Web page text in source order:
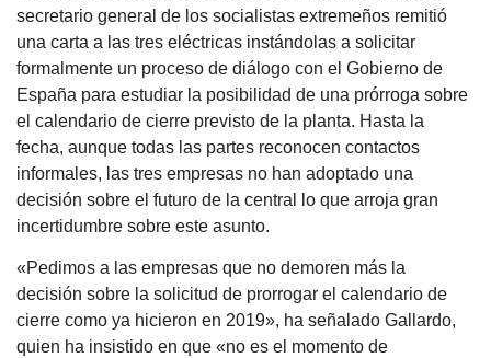
secretario general de los socialistas extremeños remitió
una carta a las tres eléctricas instándolas a solicitar
formalmente un proceso de diálogo con el Gobierno de
España para estudiar la posibilidad de una prórroga sobre
el calendario de cierre previsto de la planta. Hasta la
fecha, aunque todas las partes reconocen contactos
informales, las tres empresas no han adoptado una
decisión sobre el futuro de la central lo que arroja gran
incertidumbre sobre este asunto.
«Pedimos a las empresas que no demoren más la
decisión sobre la solicitud de prorrogar el calendario de
cierre como ya hicieron en 2019», ha señalado Gallardo,
quien ha insistido en que «no es el momento de